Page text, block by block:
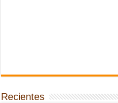
Recientes